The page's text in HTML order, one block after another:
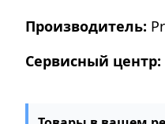
Производитель:
Сервисный центр: